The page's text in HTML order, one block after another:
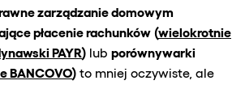
zarządzanie domowym
płacenie rachunków (wielokrotnie
PAYR) lub porównywarki
BANCOVO) to mniej oczywiste, ale